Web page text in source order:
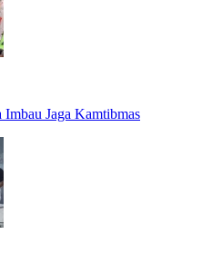
Jaga Kamtibmas